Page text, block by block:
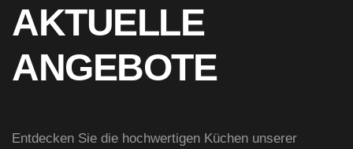
AKTUELLE
ANGEBOTE
Entdecken Sie die hochwertigen Küchen unserer